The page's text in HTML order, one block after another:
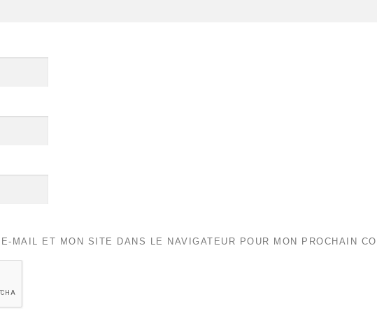
MAIL ET MON SITE DANS LE NAVIGATEUR POUR MON PROCHAIN